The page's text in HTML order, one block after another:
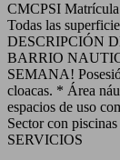
CMCPSI
Todas las
DESCRIPCIÓN
BARRIO
SEMANA!
cloacas. * Área
espacios de uso
Sector con
SERVICIOS